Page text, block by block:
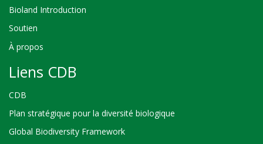
Bioland Introduction
Soutien
À propos
Liens CDB
CDB
Plan stratégique pour la diversité biologique
Global Biodiversity Framework